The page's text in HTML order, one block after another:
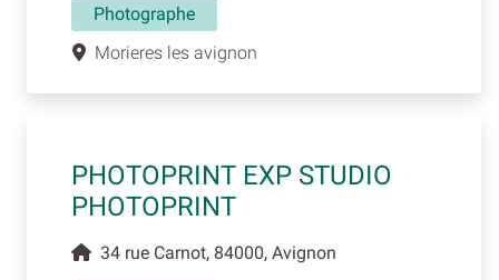
Photographe
Morieres les avignon
PHOTOPRINT EXP STUDIO
PHOTOPRINT
34 rue Carnot, 84000, Avignon